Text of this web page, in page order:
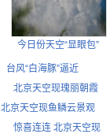
今日份天空“显眼包”
台风“白海豚”逼近
北京天空现瑰丽朝霞
北京天空现鱼鳞云景观
惊喜连连 北京天空现